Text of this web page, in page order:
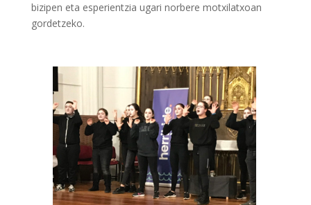
bizipen eta esperientzia ugari norbere motxilatxoan
gordetzeko.